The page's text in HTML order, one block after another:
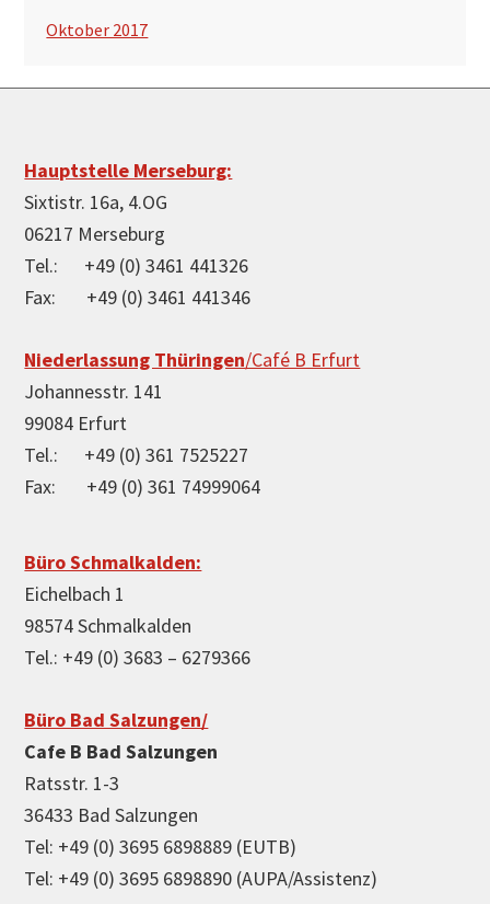
Oktober 2017
Footer
Hauptstelle Merseburg:
Sixtistr. 16a, 4.OG
06217 Merseburg
Tel.: +49 (0) 3461 441326
Fax: +49 (0) 3461 441346
Niederlassung Thüringen/Café B Erfurt
Johannesstr. 141
99084 Erfurt
Tel.: +49 (0) 361 7525227
Fax: +49 (0) 361 74999064
Büro Schmalkalden:
Eichelbach 1
98574 Schmalkalden
Tel.: +49 (0) 3683 – 6279366
Büro Bad Salzungen/
Cafe B Bad Salzungen
Ratsstr. 1-3
36433 Bad Salzungen
Tel: +49 (0) 3695 6898889 (EUTB)
Tel: +49 (0) 3695 6898890 (AUPA/Assistenz)